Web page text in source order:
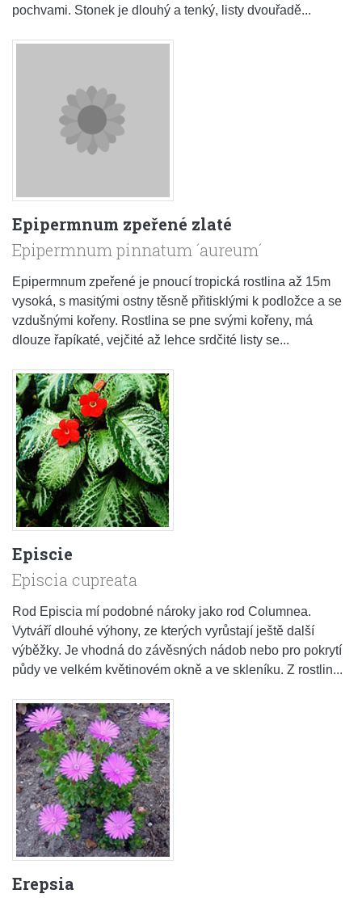
pochvami. Stonek je dlouhý a tenký, listy dvouřadě...
Epipermnum zpeřené zlaté
Epipermnum pinnatum ´aureum´
Epipermnum zpeřené je pnoucí tropická rostlina až 15m
vysoká, s masitými ostny těsně přitisklými k podložce a se
vzdušnými kořeny. Rostlina se pne svými kořeny, má
dlouze řapíkaté, vejčité až lehce srdčité listy se...
Episcie
Episcia cupreata
Rod Episcia mí podobné nároky jako rod Columnea.
Vytváří dlouhé výhony, ze kterých vyrůstají ještě další
výběžky. Je vhodná do závěsných nádob nebo pro pokrytí
půdy ve velkém květinovém okně a ve skleníku. Z rostlin...
Erepsia